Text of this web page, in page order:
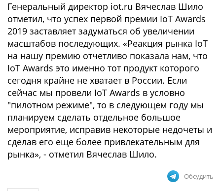
Генеральный директор iot.ru Вячеслав Шило
отметил, что успех первой премии IoT Awards
2019 заставляет задуматься об увеличении
масштабов последующих. «Реакция рынка IoT
на нашу премию отчетливо показала нам, что
IoT Awards это именно тот продукт которого
сегодня крайне не хватает в России. Если
сейчас мы провели IoT Awards в условно
"пилотном режиме", то в следующем году мы
планируем сделать отдельное большое
мероприятие, исправив некоторые недочеты и
сделав его еще более привлекательным для
рынка», - отметил Вячеслав Шило.
Обсудить